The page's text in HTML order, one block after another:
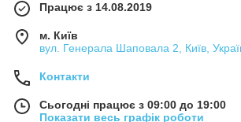
Працює з 14.08.2019
м. Київ
вул. Генерала Шаповала 2, Київ,
Контакти
Сьогодні працює з 09:00 до 19:00
Показати весь графік роботи